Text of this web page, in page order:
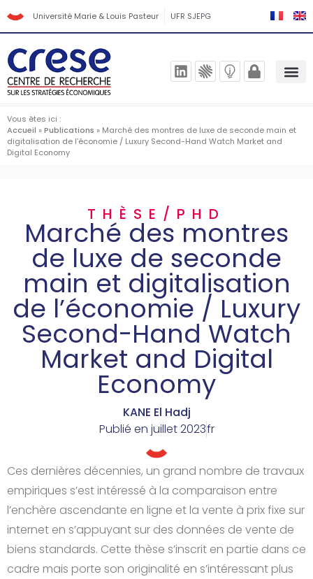
Université Marie & Louis Pasteur UFR SJEPG
Vous êtes ici :
Accueil »Publications » Marché des montres de luxe de seconde main et
digitalisation de l’économie / Luxury Second-Hand Watch Market and
Digital Economy
THÈSE/PHD
Marché des montres
de luxe de seconde
main et digitalisation
de l’économie / Luxury
Second-Hand Watch
Market and Digital
Economy
KANE El Hadj
Publié en juillet 2023fr
Ces dernières décennies, un grand nombre de travaux
empiriques s’est intéressé à la comparaison entre
l’enchère ascendante en ligne et la vente à prix fixe sur
internet en s’appuyant sur des données de vente de
biens standards. Cette thèse s’inscrit en partie dans ce
cadre mais porte son originalité en s’intéressant plus